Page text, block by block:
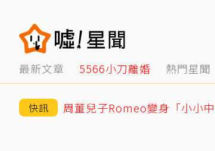
最新文章 5566小刀離婚 熱門星聞
快訊 周董兒子Romeo變身「小小